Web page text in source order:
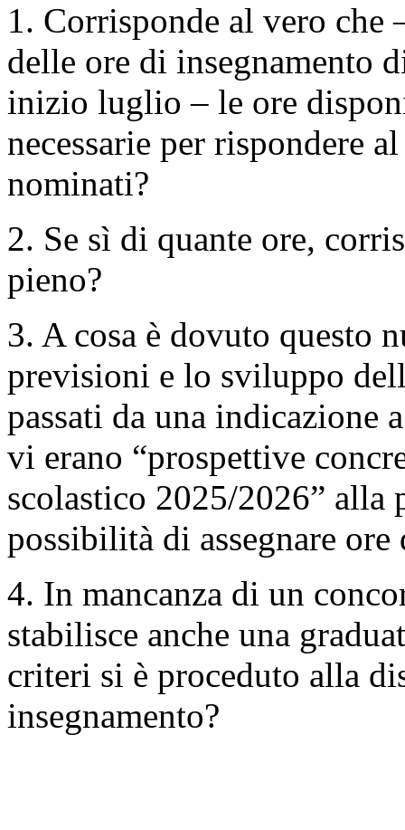
1. Corrisponde al vero che
delle ore di insegnamento
inizio luglio – le ore
necessarie per rispondere
nominati?
2. Se sì di quante ore,
pieno?
3. A cosa è dovuto questo
previsioni e lo sviluppo
passati da una indicazione
vi erano “prospettive
scolastico 2025/2026”
possibilità di assegnare ore
4. In mancanza di un
stabilisce anche una
criteri si è proceduto alla
insegnamento?